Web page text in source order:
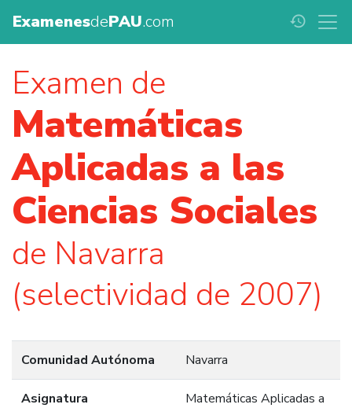
ExamenesdePAU.com history
Examen de
Matemáticas
Aplicadas a las
Ciencias Sociales
de Navarra
(selectividad de 2007)
Comunidad Autónoma Navarra
Asignatura
Matemáticas Aplicadas a